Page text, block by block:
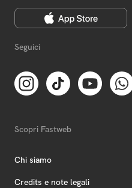
Seguici
Scopri Fastweb
Chi siamo
Credits e note legali